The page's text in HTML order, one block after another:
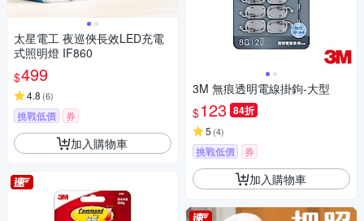
太星電工 夜巡俠長效LED充電
式照明燈 IF860
$499
4.8 (6)
挑戰低價 券
加入購物車
3M 無痕透明電線掛鉤-大型
$123 84折
5 (4)
挑戰低價 券
加入購物車